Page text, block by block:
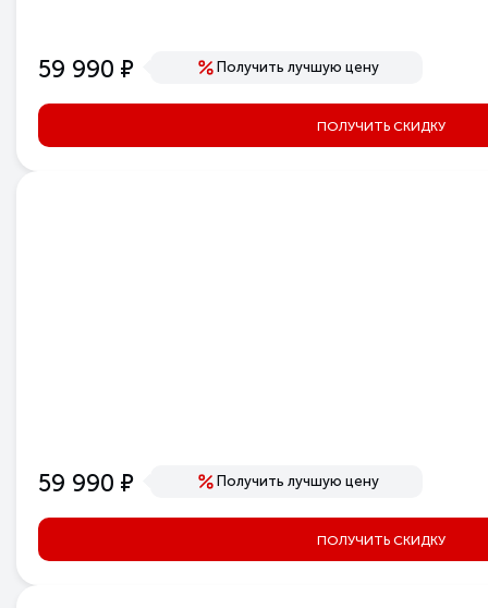
Глубина, мм
Цвет
59 990 е Получить лучшую цену
ПОЛУЧИТЬ СКИДКУ
59 990 е Получить лучшую цену
ПОЛУЧИТЬ СКИДКУ